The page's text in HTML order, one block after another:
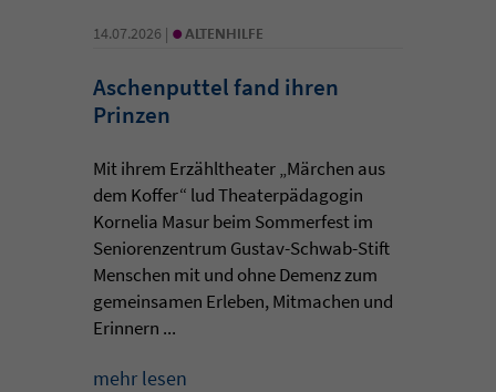
14.07.2026 | • ALTENHILFE
Aschenputtel fand ihren
Prinzen
Mit ihrem Erzähltheater „Märchen aus
dem Koffer“ lud Theaterpädagogin
Kornelia Masur beim Sommerfest im
Seniorenzentrum Gustav-Schwab-Stift
Menschen mit und ohne Demenz zum
gemeinsamen Erleben, Mitmachen und
Erinnern ...
mehr lesen